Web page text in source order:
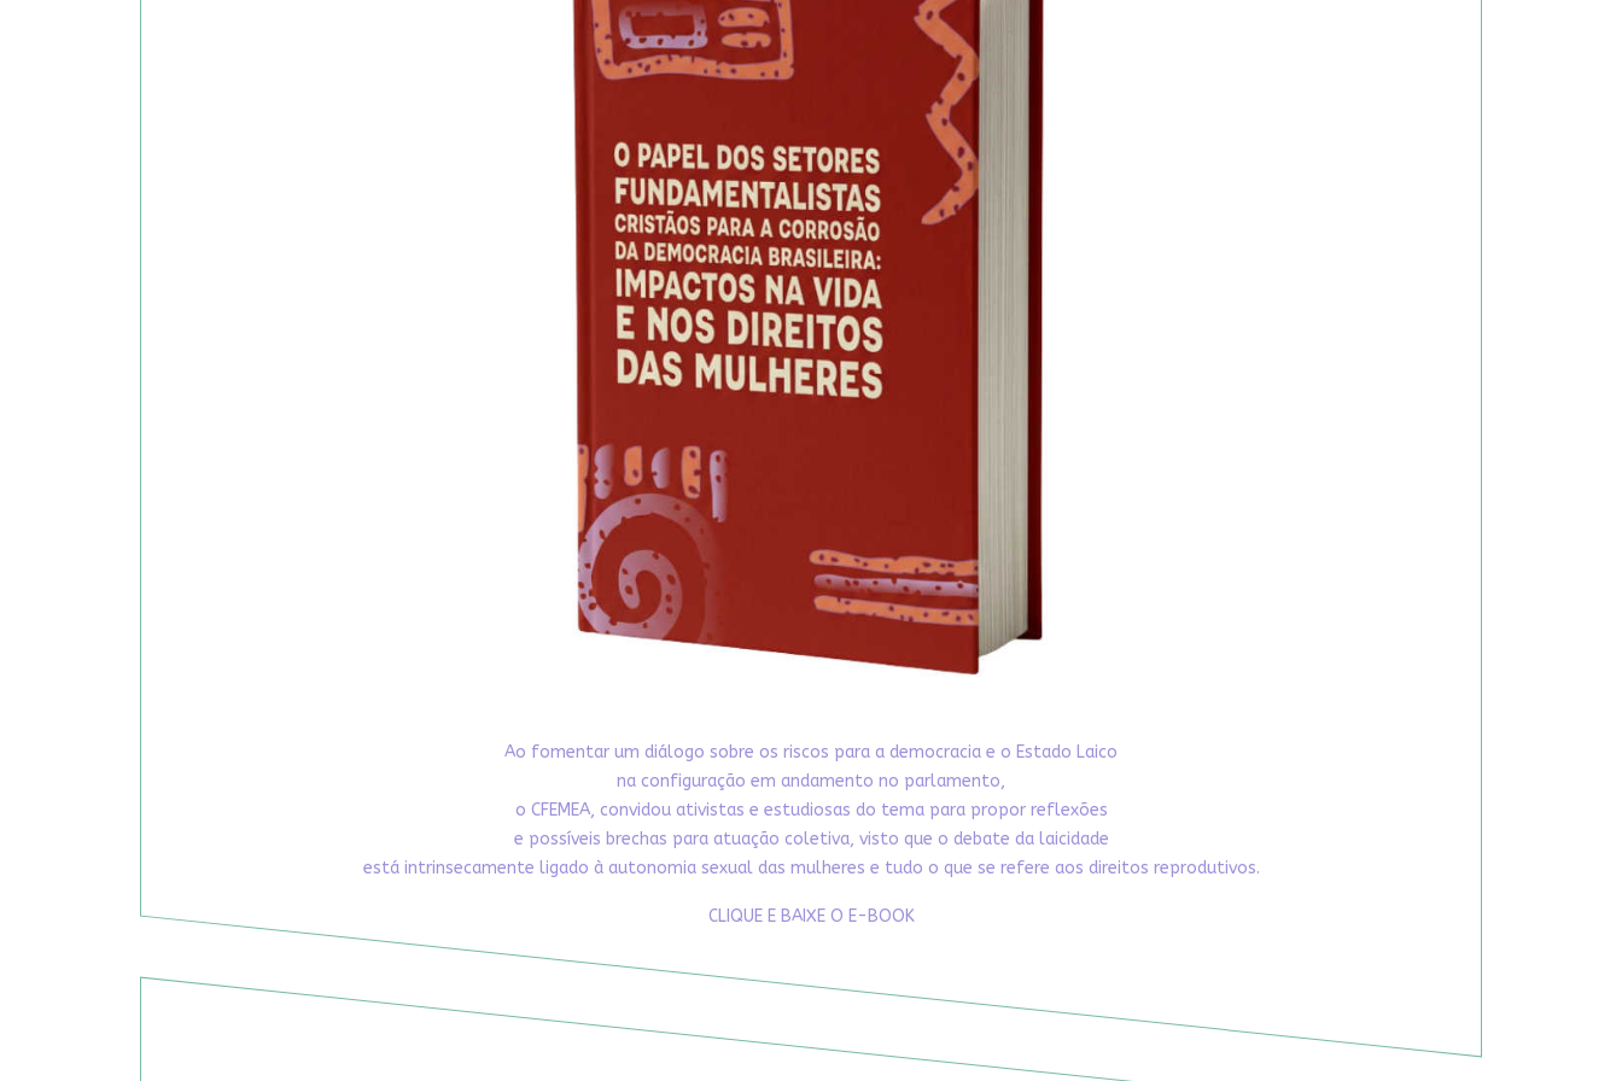
Ao fomentar um diálogo sobre os riscos para a democracia e o Estado Laico
na configuração em andamento no parlamento,
o CFEMEA, convidou ativistas e estudiosas do tema para propor reflexões
e possíveis brechas para atuação coletiva, visto que o debate da laicidade
está intrinsecamente ligado à autonomia sexual das mulheres e tudo o que se refere aos direitos reprodutivos.
CLIQUE E BAIXE O E-BOOK